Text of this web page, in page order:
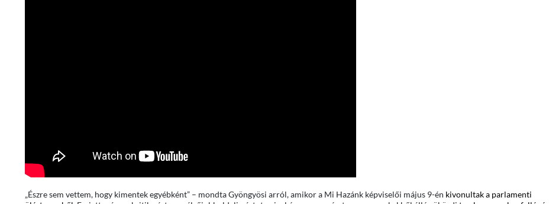
„Észre sem vettem, hogy kimentek egyébként” – mondta Gyöngyösi arról, amikor a Mi Hazánk képviselői május 9-én kivonultak a parlamenti